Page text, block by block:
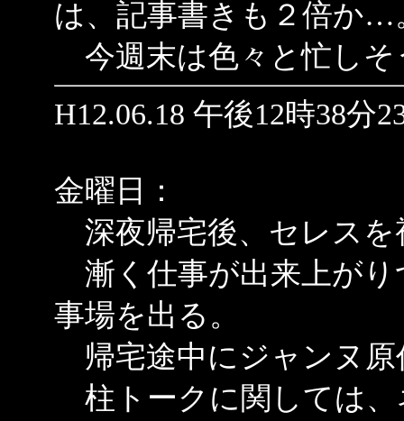
は、記事書きも２倍か…
今週末は色々と忙しそ
H12.06.18 午後12時38分
金曜日：
深夜帰宅後、セレスを
漸く仕事が出来上が
事場を出る。
帰宅途中にジャンヌ原
柱トークに関しては、